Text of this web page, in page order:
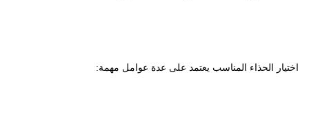
اختيار الحذاء المناسب يعتمد على عدة عوامل مهمة: